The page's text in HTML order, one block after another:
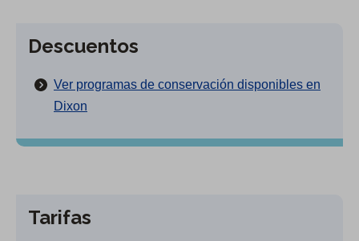
Descuentos
Ver programas de conservación disponibles en
Dixon
Tarifas